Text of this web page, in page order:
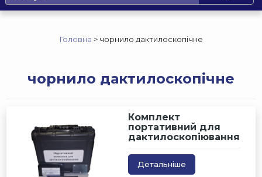
Головна > чорнило дактилоскопічне
чорнило дактилоскопічне
Комплект
портативний для
дактилоскопіювання
Детальніше